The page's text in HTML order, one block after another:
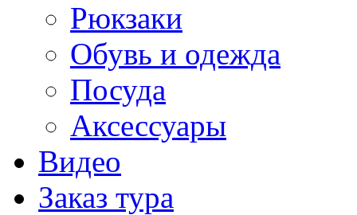
Рюкзаки
Обувь и одежда
Посуда
Аксессуары
Видео
Заказ тура